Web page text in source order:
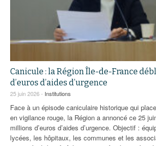
Canicule : la Région Île-de-France
d’euros d’aides d’urgence
25 juin 2026 - Institutions
Face à un épisode caniculaire historique qui
en vigilance rouge, la Région a annoncé ce 25
millions d’euros d’aides d’urgence. Objectif :
lycées, les hôpitaux, les communes et les